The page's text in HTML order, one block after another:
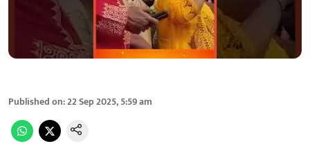
Published on:22 Sep 2025, 5:59 am